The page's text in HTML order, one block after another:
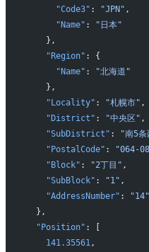
      "Code3"
: "JPN" ,
      "Name"
:
"日本"
    },
    "Region"
: {
      "Name"
:
"北海道"
    },
    "Locality"
: "札幌市" ,
    "District"
: "中央区" ,
    "SubDistrict"
: "南5
    "PostalCode"
: "064-
    "Block"
: "2丁目" ,
    "SubBlock"
: "1" ,
    "AddressNumber"
:
"14"
  },
  "Position"
: [
    141.35561
,